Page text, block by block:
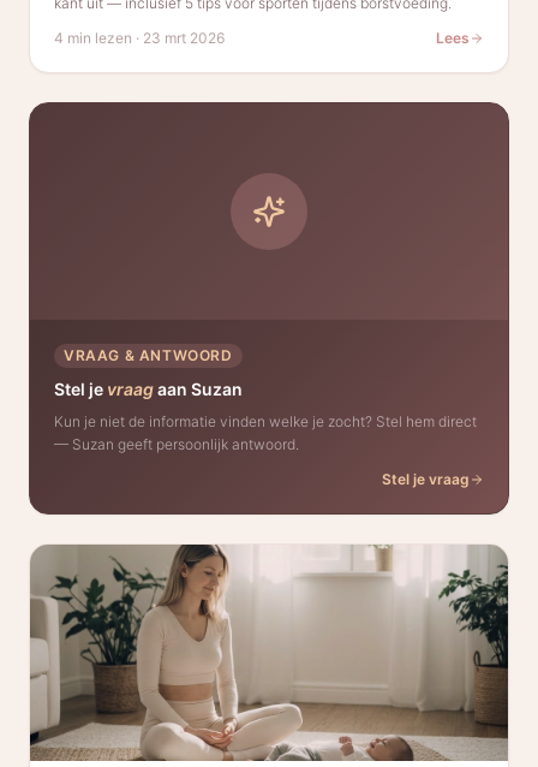
4 min lezen · 23 mrt 2026 Lees
VRAAG & ANTWOORD
Stel je vraagaan Suzan
Kun je niet de informatie vinden welke je zocht? Stel hem direct
— Suzan geeft persoonlijk antwoord.
Stel je vraag